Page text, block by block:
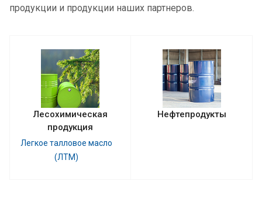
продукции и продукции наших партнеров.
Лесохимическая
продукция
Легкое талловое масло
(ЛТМ)
Нефтепродукты